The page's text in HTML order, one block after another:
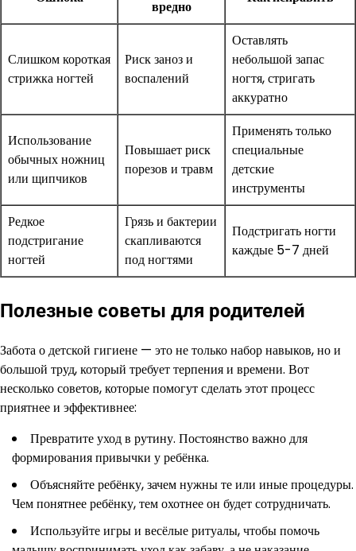
вредно
Слишком короткая
стрижка ногтей
Риск заноз и
воспалений
Оставлять
небольшой запас
ногтя, стригать
аккуратно
Использование
обычных ножниц
или щипчиков
Повышает риск
порезов и травм
Применять только
специальные
детские
инструменты
Редкое
подстригание
ногтей
Грязь и бактерии
скапливаются
под ногтями
Подстригать ногти
каждые 5-7 дней
Полезные советы для родителей
Забота о детской гигиене — это не только набор навыков, но и
большой труд, который требует терпения и времени. Вот
несколько советов, которые помогут сделать этот процесс
приятнее и эффективнее:
Превратите уход в рутину. Постоянство важно для
формирования привычки у ребёнка.
Объясняйте ребёнку, зачем нужны те или иные процедуры.
Чем понятнее ребёнку, тем охотнее он будет сотрудничать.
Используйте игры и весёлые ритуалы, чтобы помочь